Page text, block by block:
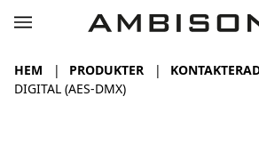
HEM PRODUKTER
DIGITAL (AES-DMX)